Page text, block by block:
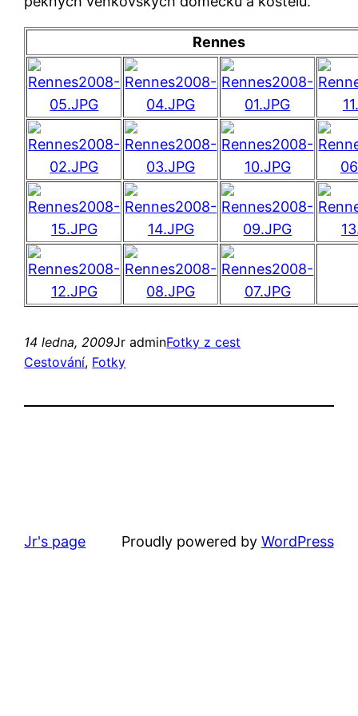
Rennes
14 ledna, 2009Jr adminFotky z cest
Cestování, Fotky
Jr's page Proudly powered by WordPress